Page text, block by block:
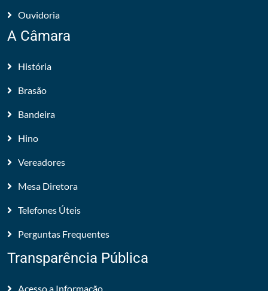
Ouvidoria
A Câmara
História
Brasão
Bandeira
Hino
Vereadores
Mesa Diretora
Telefones Úteis
Perguntas Frequentes
Transparência Pública
Acesso a Informação